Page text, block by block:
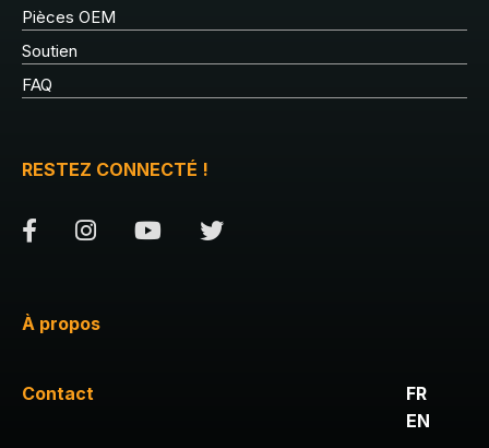
Pièces OEM
Soutien
FAQ
RESTEZ CONNECTÉ !
À propos
Contact
FR
EN